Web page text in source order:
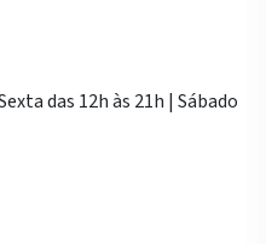
das 12h às 21h | Sábado